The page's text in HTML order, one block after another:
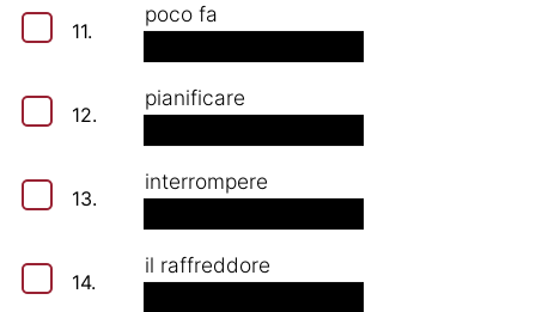
11.
poco fa
12.
pianificare
13.
interrompere
14.
il raffreddore